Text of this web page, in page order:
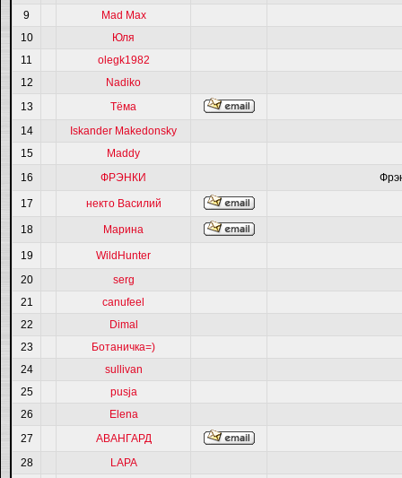
9
Mad Max
10
Юля
11
olegk1982
12
Nadiko
13
Тёма
14
Iskander Makedonsky
15
Maddy
16
ФРЭНКИ
17 некто Василий
18 Марина
19
WildHunter
20
serg
21
canufeel
22
Dimal
23
Ботаничка=)
24
sullivan
25
pusja
26
Elena
27
АВАНГАРД
28
LAPA